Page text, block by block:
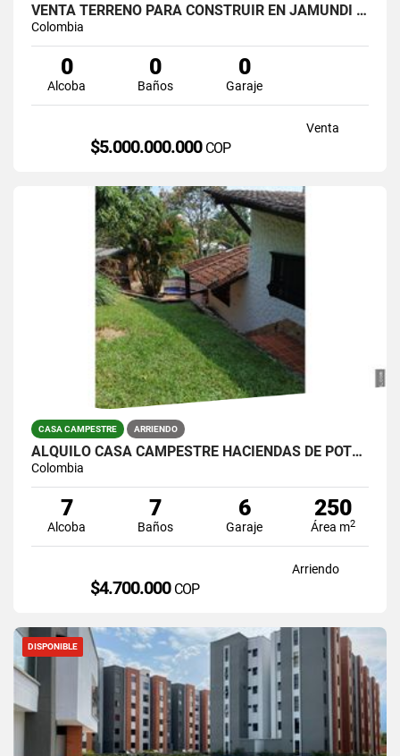
VENTA TERRENO PARA CONSTRUIR EN JAMUNDI EXCELENTE UBICACION
Colombia
0
Alcoba
0
Baños
0
Garaje
Venta
$5.000.000.000 COP
CASA CAMPESTRE ARRIENDO
ALQUILO CASA CAMPESTRE HACIENDAS DE POTRERITO
Colombia
7
Alcoba
7
Baños
6
Garaje
250
Área m2
Arriendo
$4.700.000 COP
DISPONIBLE